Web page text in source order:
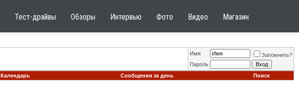
Тест-драйвы Обзоры Интервью Фото Видео Магазин
Имя
Запомнить?
Пароль
Календарь Сообщения за день Поиск